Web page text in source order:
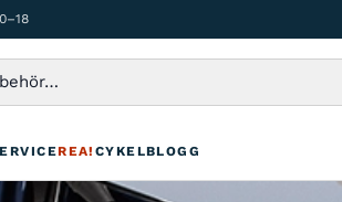
REA! CYKELBLOGG